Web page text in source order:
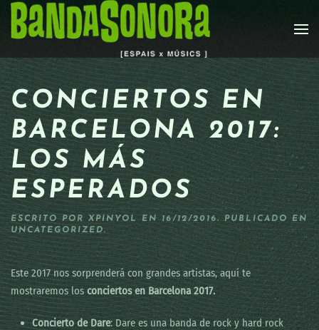
Skip to main content
CONCIERTOS EN
BARCELONA 2017:
LOS MÁS
ESPERADOS
ESCRITO POR XPINYOL EN 16/12/2016. PUBLICADO EN
UNCATEGORIZED.
Este 2017 nos sorprenderá con grandes artistas, aquí te
mostraremos losconciertos en Barcelona 2017.
Concierto de Dare: Dare es una banda de rock y hard rock